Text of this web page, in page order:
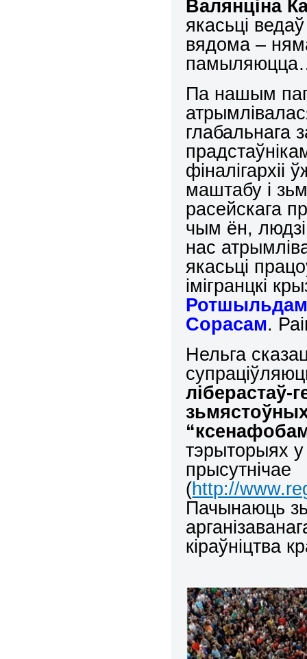
Валянціна
якасьці
вядома –
Па нашым
глабальнага
маштабу і
расейскага
чым ён, людзі
нас
якасьці
імігранцкі
Сорасам.
Нельга
ліберастаў-
тэрыторыях
прысутнічае
(http://
Пачынаюць
кіраўніцтва